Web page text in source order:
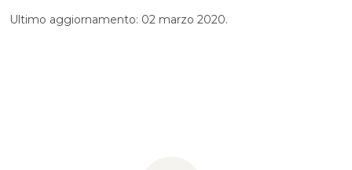
Ultimo aggiornamento: 02 marzo 2020.